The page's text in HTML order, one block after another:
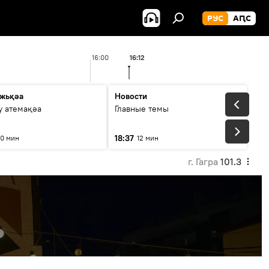
РУС АԤС
16:00 16:12
атемақәа
мин
Новости
Главные темы
18:37 12 мин
г. Гагра 101.3